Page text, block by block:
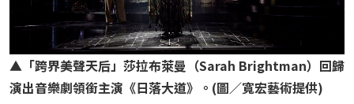
▲「跨界美聲天后」莎拉布萊曼（Sarah Brightman）回歸
演出音樂劇領銜主演《日落大道》。(圖／寬宏藝術提供)